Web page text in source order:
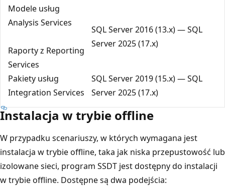
Modele usług
Analysis Services
Raporty z Reporting
Services
SQL Server 2016 (13.x) — SQL
Server 2025 (17.x)
Pakiety usług
Integration Services
SQL Server 2019 (15.x) — SQL
Server 2025 (17.x)
Instalacja w trybie offline
W przypadku scenariuszy, w których wymagana jest
instalacja w trybie offline, taka jak niska przepustowość lub
izolowane sieci, program SSDT jest dostępny do instalacji
w trybie offline. Dostępne są dwa podejścia: